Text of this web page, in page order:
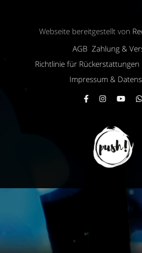
Webseite bereitgestellt von
AGB Zahlung &
Richtlinie für Rückerstattungen
Impressum &